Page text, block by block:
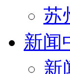
苏
新闻
新